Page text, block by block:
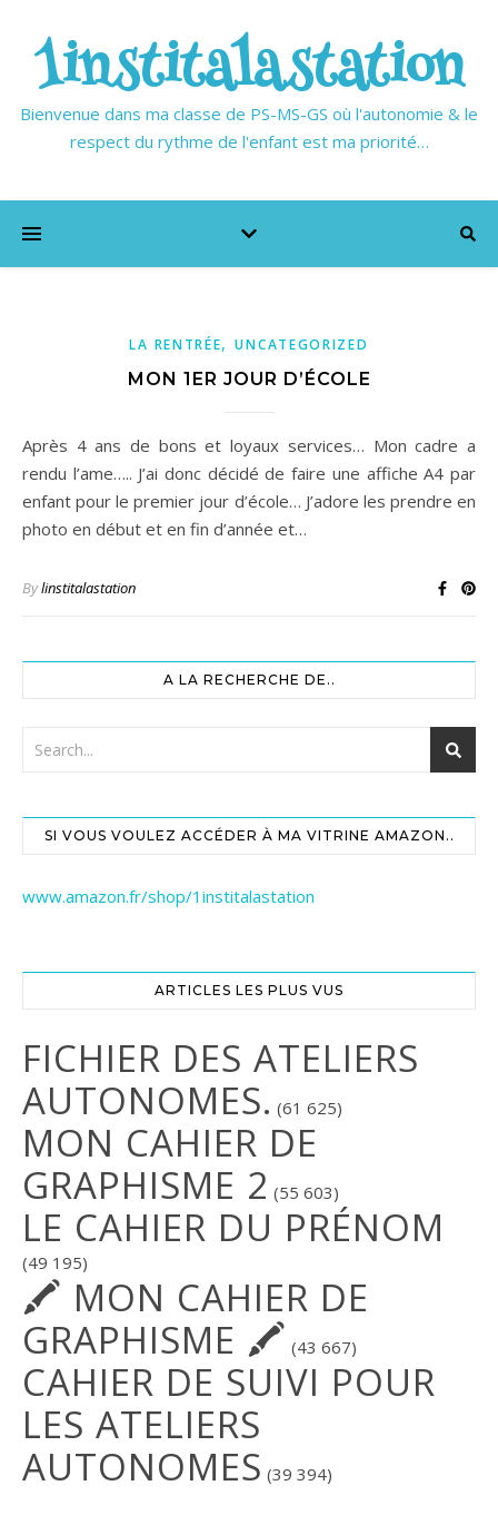
1institalastation
Bienvenue dans ma classe de PS-MS-GS où l'autonomie & le
respect du rythme de l'enfant est ma priorité…
LA RENTRÉE,UNCATEGORIZED
MON 1ER JOUR D’ÉCOLE
Après 4 ans de bons et loyaux services… Mon cadre a
rendu l’ame….. J’ai donc décidé de faire une affiche A4 par
enfant pour le premier jour d’école… J’adore les prendre en
photo en début et en fin d’année et…
Bylinstitalastation
A LA RECHERCHE DE..
SI VOUS VOULEZ ACCÉDER À MA VITRINE AMAZON..
www.amazon.fr/shop/1institalastation
ARTICLES LES PLUS VUS
FICHIER DES ATELIERS
AUTONOMES. (61 625)
MON CAHIER DE
GRAPHISME 2 (55 603)
LE CAHIER DU PRÉNOM
(49 195)
🖍 MON CAHIER DE
GRAPHISME 🖍 (43 667)
CAHIER DE SUIVI POUR
LES ATELIERS
AUTONOMES (39 394)